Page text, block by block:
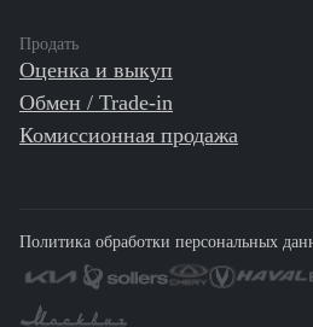
Продать
Оценка и выкуп
Обмен / Trade-in
Комиссионная продажа
Политика обработки персональных